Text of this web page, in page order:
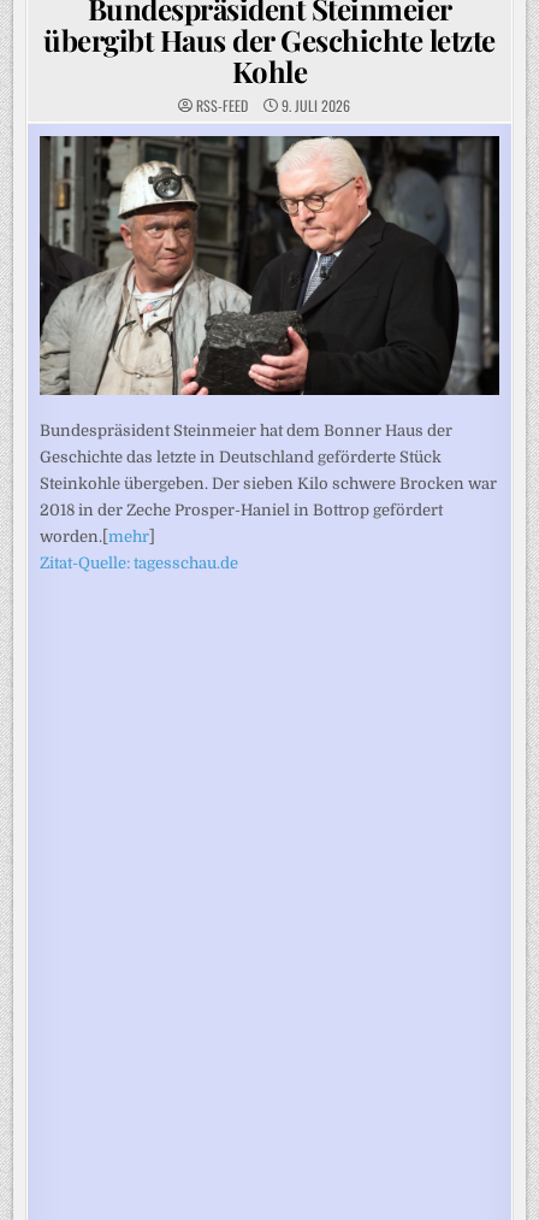
Bundespräsident Steinmeier
übergibt Haus der Geschichte letzte
Kohle
RSS-FEED 9. JULI 2026
Bundespräsident Steinmeier hat dem Bonner Haus der
Geschichte das letzte in Deutschland geförderte Stück
Steinkohle übergeben. Der sieben Kilo schwere Brocken war
2018 in der Zeche Prosper-Haniel in Bottrop gefördert
worden.[mehr]
Zitat-Quelle: tagesschau.de